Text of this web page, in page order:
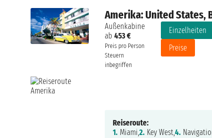
Amerika: United States,
Außenkabine
ab453 €
Preis pro Person
Steuern
inbegriffen
Einzelheiten
Preise
Reiseroute:
1. Miami,2. Key West,4.